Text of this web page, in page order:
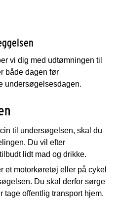
vi dig med udtømningen til
både dagen før
undersøgelsesdagen.
til undersøgelsen, skal du
Du vil efter
lidt mad og drikke.
et motorkøretøj eller på cykel
Du skal derfor sørge
tage offentlig transport hjem.